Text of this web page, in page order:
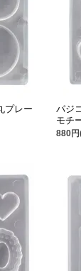
レー
パジ
モチ
880